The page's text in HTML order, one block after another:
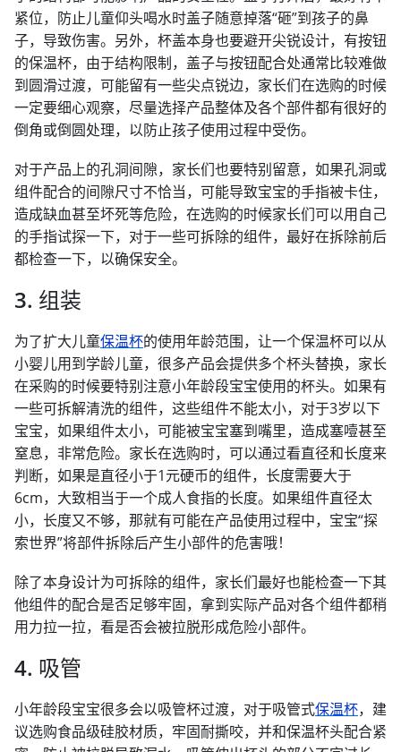
紧位，防止儿童仰头喝水时盖子随意掉落“砸”到孩子的鼻
子，导致伤害。另外，杯盖本身也要避开尖锐设计，有按钮
的保温杯，由于结构限制，盖子与按钮配合处通常比较难做
到圆滑过渡，可能留有一些尖点锐边，家长们在选购的时候
一定要细心观察，尽量选择产品整体及各个部件都有很好的
倒角或倒圆处理，以防止孩子使用过程中受伤。
对于产品上的孔洞间隙，家长们也要特别留意，如果孔洞或
组件配合的间隙尺寸不恰当，可能导致宝宝的手指被卡住，
造成缺血甚至坏死等危险，在选购的时候家长们可以用自己
的手指试探一下，对于一些可拆除的组件，最好在拆除前后
都检查一下，以确保安全。
3. 组装
为了扩大儿童保温杯的使用年龄范围，让一个保温杯可以从
小婴儿用到学龄儿童，很多产品会提供多个杯头替换，家长
在采购的时候要特别注意小年龄段宝宝使用的杯头。如果有
一些可拆解清洗的组件，这些组件不能太小，对于3岁以下
宝宝，如果组件太小，可能被宝宝塞到嘴里，造成塞噎甚至
窒息，非常危险。家长在选购时，可以通过看直径和长度来
判断，如果是直径小于1元硬币的组件，长度需要大于
6cm，大致相当于一个成人食指的长度。如果组件直径太
小，长度又不够，那就有可能在产品使用过程中，宝宝“探
索世界”将部件拆除后产生小部件的危害哦！
除了本身设计为可拆除的组件，家长们最好也能检查一下其
他组件的配合是否足够牢固，拿到实际产品对各个组件都稍
用力拉一拉，看是否会被拉脱形成危险小部件。
4. 吸管
小年龄段宝宝很多会以吸管杯过渡，对于吸管式保温杯，建
议选购食品级硅胶材质，牢固耐撕咬，并和保温杯头配合紧